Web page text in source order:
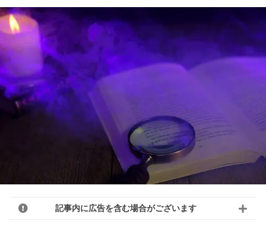
記事内に広告を含む場合がございます